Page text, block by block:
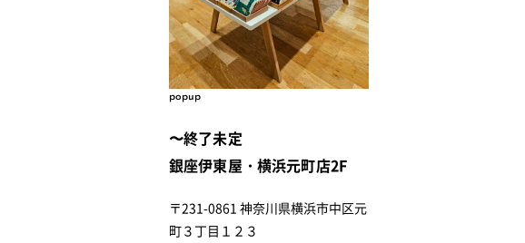
popup
〜終了未定
銀座伊東屋・横浜元町店2F
〒231-0861 神奈川県横浜市中区元
町３丁目１２３